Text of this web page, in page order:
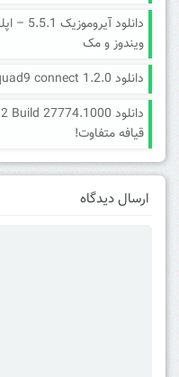
ویندوز و مک
دانلود quad9 connect 1.2.0 دی ان اس کواد ناین برای اندروید
قیافه متفاوت!
ارسال دیدگاه